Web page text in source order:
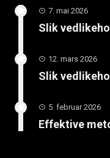
7. mai 2026
Slik
12. mars 2026
Slik
5. februar 2026
Effektive